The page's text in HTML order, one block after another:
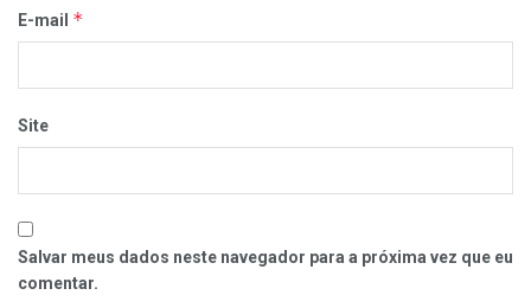
E-mail *
Site
Salvar meus dados neste navegador para a próxima vez que eu
comentar.